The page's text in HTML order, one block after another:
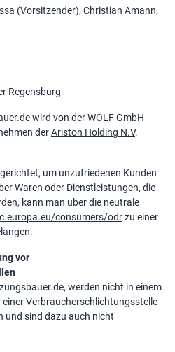
(Vorsitzender), Christian Amann,
Regensburg
wird von der WOLF GmbH
derAriston Holding N.V.
um unzufriedenen Kunden
Waren oder Dienstleistungen, die
kann man über die neutrale
consumers/odrzu einer
vor
werden nicht in einem
Verbraucherschlichtungsstelle
und sind dazu auch nicht